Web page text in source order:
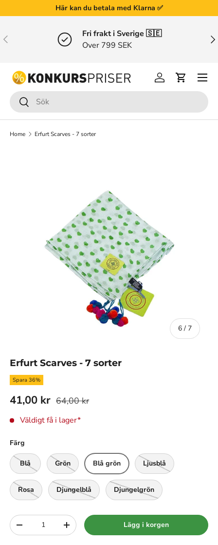
Gå till innehållet
Här kan du betala med Klarna ✅
Tidigare
Fri frakt i Sverige 🇸🇪
Over 799 SEK
Sök
Sök
Logga inVarukorg
Menu
Home Erfurt Scarves - 7 sorter
6 / av
7
Erfurt Scarves - 7 sorter
Spara 36%
41,00 kr 64,00 kr
Väldigt få i lager*
Färg
Blå Grön Blå grön Ljusblå
Rosa Djungelblå Djungelgrön
Siffra
-
+ Lägg i korgen